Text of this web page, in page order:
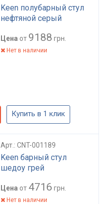
Keen полубарный стул
нефтяной серый
Цена от 9188 грн.
Нет в наличии
Купить в 1 клик
Арт.: CNT-001189
Keen барный стул
шедоу грей
Цена от 4716 грн.
Нет в наличии